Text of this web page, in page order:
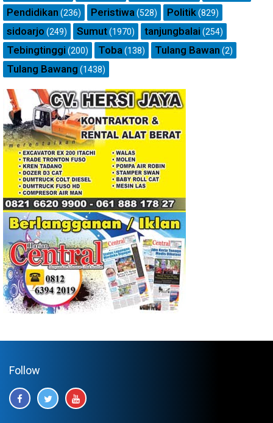
Pendidikan (236) Peristiwa (528) Politik(829)
sidoarjo (249) Sumut(1970) tanjungbalai (254)
Tebingtinggi (200) Toba (138) Tulang Bawan (2)
Tulang Bawang (1438)
Follow